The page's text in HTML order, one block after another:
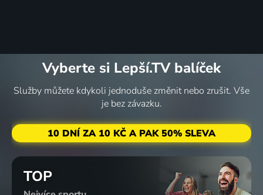
Vyberte si Lepší.TV balíček
Služby můžete kdykoli jednoduše změnit nebo zrušit. Vše
je bez závazku.
10 DNÍ ZA 10 KČ A PAK 50% SLEVA
TOP